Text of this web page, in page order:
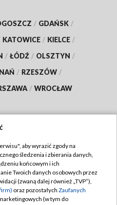
/ GDAŃSK /
KATOWICE / KIELCE /
/ ŁÓDŹ / OLSZTYN /
/ RZESZÓW /
/ WROCŁAW
TVP
TVP
prywatności
aby wyrazić zgody na
śledzenia i zbierania danych,
końcowym i ich
Twoich danych osobowych przez
(zwaną dalej również „TVP”),
oraz pozostałych Zaufanych
(w tym do